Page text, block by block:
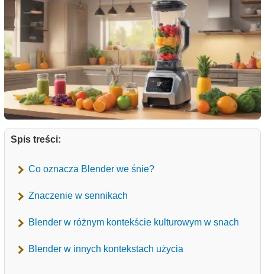
Spis treści:
Co oznacza Blender we śnie?
Znaczenie w sennikach
Blender w różnym kontekście kulturowym w snach
Blender w innych kontekstach użycia